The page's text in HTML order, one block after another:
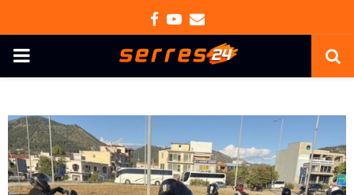
Facebook
Youtube
Email
PRIMARY